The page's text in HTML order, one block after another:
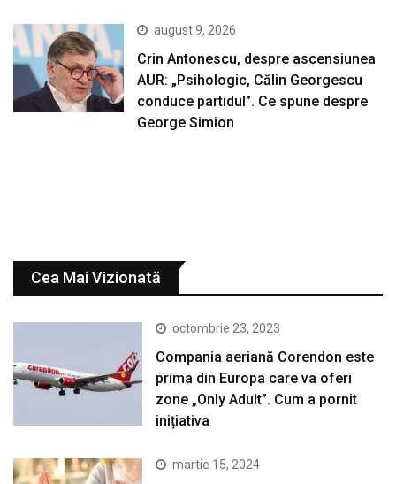
august 9, 2026
Crin Antonescu, despre ascensiunea
AUR: „Psihologic, Călin Georgescu
conduce partidul”. Ce spune despre
George Simion
Cea Mai Vizionată
octombrie 23, 2023
Compania aeriană Corendon este
prima din Europa care va oferi
zone „Only Adult”. Cum a pornit
inițiativa
martie 15, 2024